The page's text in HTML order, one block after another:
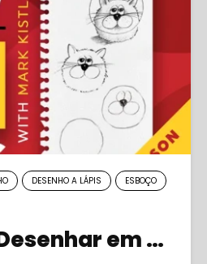
DESENHO A LÁPIS
ESBOÇO
Aprenda a Desenhar em 21 Dias (Temporada 2)